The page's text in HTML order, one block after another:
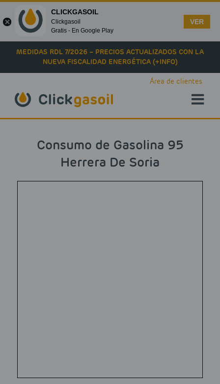
Skip to main content
MEDIDAS RDL 7/2026 – PRECIOS ACTUALIZADOS CON LA
NUEVA FISCALIDAD ENERGÉTICA (+INFO)
Área de clientes
Consumo de Gasolina 95
Herrera De Soria
CLICKGASOIL
Clickgasoil
Gratis - En Google Play
VER